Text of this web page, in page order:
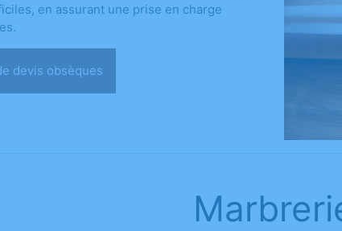
en assurant une prise en charge
Demande de devis obsèques